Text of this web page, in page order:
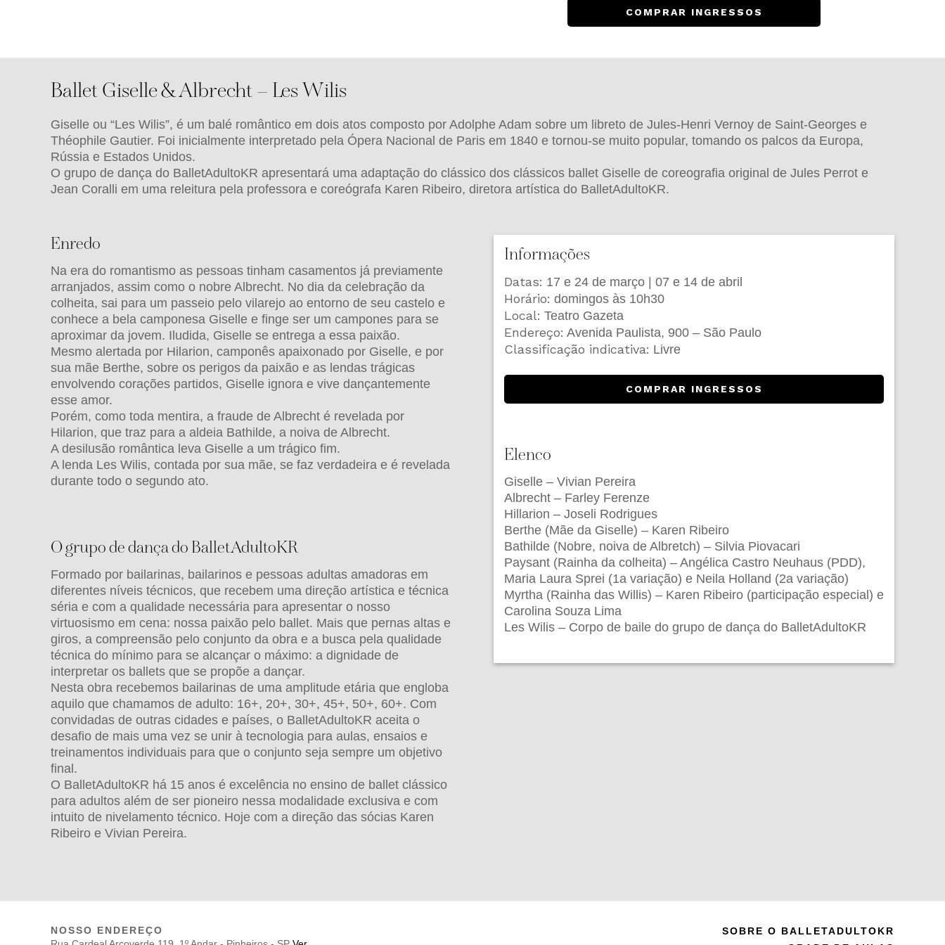
COMPRAR INGRESSOS
Ballet Giselle & Albrecht – Les Wilis
Giselle ou “Les Wilis”, é um balé romântico em dois atos composto por Adolphe Adam sobre um libreto de Jules-Henri Vernoy de Saint-Georges e
Théophile Gautier. Foi inicialmente interpretado pela Ópera Nacional de Paris em 1840 e tornou-se muito popular, tomando os palcos da Europa,
Rússia e Estados Unidos.
O grupo de dança do BalletAdultoKR apresentará uma adaptação do clássico dos clássicos ballet Giselle de coreografia original de Jules Perrot e
Jean Coralli em uma releitura pela professora e coreógrafa Karen Ribeiro, diretora artística do BalletAdultoKR.
Enredo
Na era do romantismo as pessoas tinham casamentos já previamente
arranjados, assim como o nobre Albrecht. No dia da celebração da
colheita, sai para um passeio pelo vilarejo ao entorno de seu castelo e
conhece a bela camponesa Giselle e finge ser um campones para se
aproximar da jovem. Iludida, Giselle se entrega a essa paixão.
Mesmo alertada por Hilarion, camponês apaixonado por Giselle, e por
sua mãe Berthe, sobre os perigos da paixão e as lendas trágicas
envolvendo corações partidos, Giselle ignora e vive dançantemente
esse amor.
Porém, como toda mentira, a fraude de Albrecht é revelada por
Hilarion, que traz para a aldeia Bathilde, a noiva de Albrecht.
A desilusão romântica leva Giselle a um trágico fim.
A lenda Les Wilis, contada por sua mãe, se faz verdadeira e é revelada
durante todo o segundo ato.
O grupo de dança do BalletAdultoKR
Formado por bailarinas, bailarinos e pessoas adultas amadoras em
diferentes níveis técnicos, que recebem uma direção artística e técnica
séria e com a qualidade necessária para apresentar o nosso
virtuosismo em cena: nossa paixão pelo ballet. Mais que pernas altas e
giros, a compreensão pelo conjunto da obra e a busca pela qualidade
técnica do mínimo para se alcançar o máximo: a dignidade de
interpretar os ballets que se propõe a dançar.
Nesta obra recebemos bailarinas de uma amplitude etária que engloba
aquilo que chamamos de adulto: 16+, 20+, 30+, 45+, 50+, 60+. Com
convidadas de outras cidades e países, o BalletAdultoKR aceita o
desafio de mais uma vez se unir à tecnologia para aulas, ensaios e
treinamentos individuais para que o conjunto seja sempre um objetivo
final.
O BalletAdultoKR há 15 anos é excelência no ensino de ballet clássico
para adultos além de ser pioneiro nessa modalidade exclusiva e com
intuito de nivelamento técnico. Hoje com a direção das sócias Karen
Ribeiro e Vivian Pereira.
Informações
Datas: 17 e 24 de março | 07 e 14 de abril
Horário: domingos às 10h30
Local: Teatro Gazeta
Endereço: Avenida Paulista, 900 – São Paulo
Classificação indicativa: Livre
COMPRAR INGRESSOS
Elenco
Giselle – Vivian Pereira
Albrecht – Farley Ferenze
Hillarion – Joseli Rodrigues
Berthe (Mãe da Giselle) – Karen Ribeiro
Bathilde (Nobre, noiva de Albretch) – Silvia Piovacari
Paysant (Rainha da colheita) – Angélica Castro Neuhaus (PDD),
Maria Laura Sprei (1a variação) e Neila Holland (2a variação)
Myrtha (Rainha das Willis) – Karen Ribeiro (participação especial) e
Carolina Souza Lima
Les Wilis – Corpo de baile do grupo de dança do BalletAdultoKR
NOSSO ENDEREÇO
SOBRE O BALLETADULTOKR